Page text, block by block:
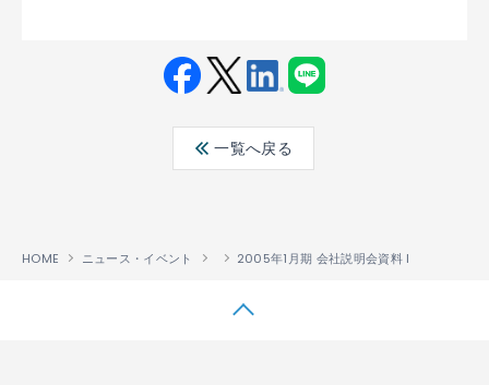
ebo ter
edin
一覧へ戻る
HOME ニュース・イベント 2005年1月期 会社説明会資料 I